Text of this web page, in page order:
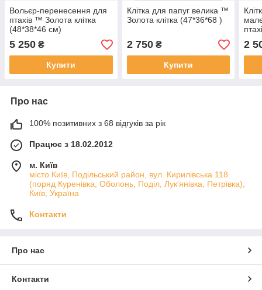
Вольєр-перенесення для
птахів ™️ Золота клітка
(48*38*46 см)
5 250 ₴
Купити
Клітка для папуг велика ™️
Золота клітка (47*36*68 )
2 750₴
Купити
2
Про нас
100% позитивних з 68 відгуків за рік
Працює з 18.02.2012
м. Київ
місто Київ, Подільський район, вул. Кирилівська 118
(поряд Куренівка, Оболонь, Поділ, Лук'янівка, Петрівка),
Київ, Україна
Контакти
Про нас
Контакти